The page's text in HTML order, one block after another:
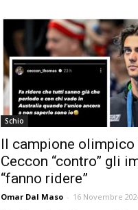
Schio
Il campione olimpico
Ceccon “contro” gli
“fanno ridere”
Omar Dal Maso - 16 Novembre